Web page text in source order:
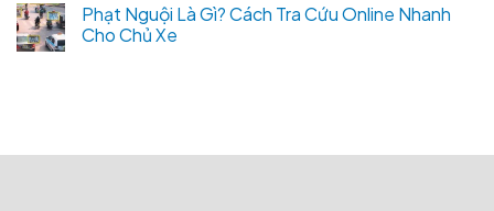
Phạt Nguội Là Gì? Cách Tra Cứu Online Nhanh
Cho Chủ Xe